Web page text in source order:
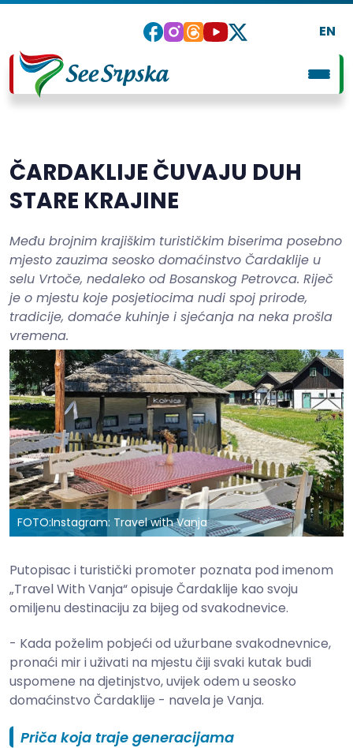
EN
ČARDAKLIJE ČUVAJU DUH
STARE KRAJINE
Među brojnim krajiškim turističkim biserima posebno
mjesto zauzima seosko domaćinstvo Čardaklije u
selu Vrtoče, nedaleko od Bosanskog Petrovca. Riječ
je o mjestu koje posjetiocima nudi spoj prirode,
tradicije, domaće kuhinje i sjećanja na neka prošla
vremena.
FOTO:Instagram: Travel with Vanja
Putopisac i turistički promoter poznata pod imenom
„Travel With Vanja“ opisuje Čardaklije kao svoju
omiljenu destinaciju za bijeg od svakodnevice.
- Kada poželim pobjeći od užurbane svakodnevnice,
pronaći mir i uživati na mjestu čiji svaki kutak budi
uspomene na djetinjstvo, uvijek odem u seosko
domaćinstvo Čardaklije - navela je Vanja.
Priča koja traje generacijama